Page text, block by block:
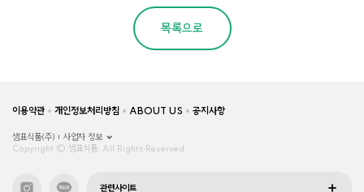
목록으로
이용약관 개인정보처리방침 ABOUT US 공지사항
샘표식품(주)
사업자 정보
Copyright © 샘표식품, All Rights Reserved.
관련사이트